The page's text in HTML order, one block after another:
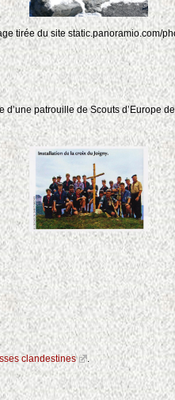
tirée du site static.panoramio.com/
patrouille de Scouts d’Europe
clandestines